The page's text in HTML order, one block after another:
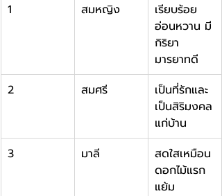
1
สมหญิง
เรียบร้อย
อ่อนหวาน มี
กิริยา
มารยาทดี
2
สมศรี
เป็นที่รักและ
เป็นสิริมงคล
แก่บ้าน
3
มาลี
สดใสเหมือน
ดอกไม้แรก
แย้ม